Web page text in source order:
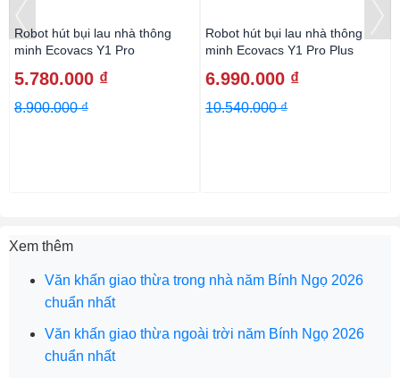
Robot hút bụi lau nhà thông
minh Ecovacs Y1 Pro
5.780.000 ₫
8.900.000 ₫
Robot hút bụi lau nhà thông
minh Ecovacs Y1 Pro Plus
6.990.000 ₫
10.540.000 ₫
Xem thêm
Văn khấn giao thừa trong nhà năm Bính Ngọ 2026
chuẩn nhất
Văn khấn giao thừa ngoài trời năm Bính Ngọ 2026
chuẩn nhất